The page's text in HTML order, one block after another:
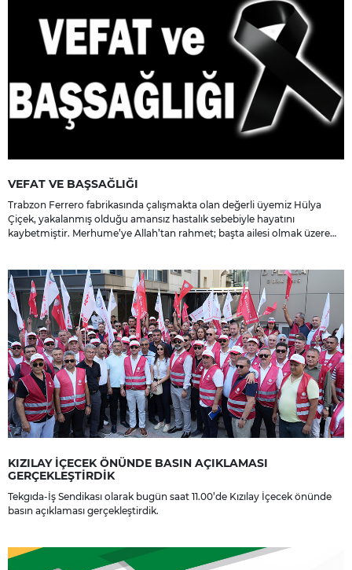
VEFAT VE BAŞSAĞLIĞI
Trabzon Ferrero fabrikasında çalışmakta olan değerli üyemiz Hülya
Çiçek, yakalanmış olduğu amansız hastalık sebebiyle hayatını
kaybetmiştir. Merhume’ye Allah’tan rahmet; başta ailesi olmak üzere
KIZILAY İÇECEK ÖNÜNDE BASIN AÇIKLAMASI
GERÇEKLEŞTİRDİK
Tekgıda-İş Sendikası olarak bugün saat 11.00’de Kızılay İçecek önünde
basın açıklaması gerçekleştirdik.